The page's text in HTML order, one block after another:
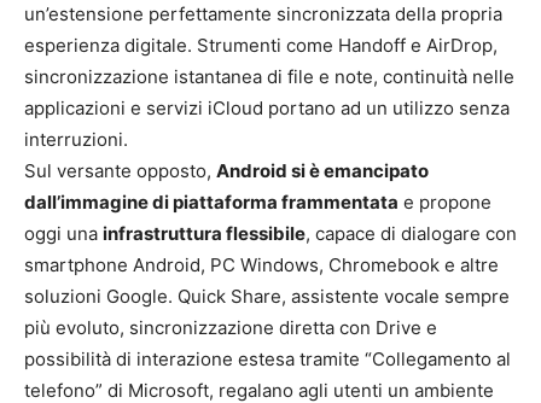
un’estensione perfettamente sincronizzata della propria
esperienza digitale. Strumenti come Handoff e AirDrop,
sincronizzazione istantanea di file e note, continuità nelle
applicazioni e servizi iCloud portano ad un utilizzo senza
interruzioni.
Sul versante opposto, Android si è emancipato
dall’immagine di piattaforma frammentata e propone
oggi una infrastruttura flessibile, capace di dialogare con
smartphone Android, PC Windows, Chromebook e altre
soluzioni Google. Quick Share, assistente vocale sempre
più evoluto, sincronizzazione diretta con Drive e
possibilità di interazione estesa tramite “Collegamento al
telefono” di Microsoft, regalano agli utenti un ambiente